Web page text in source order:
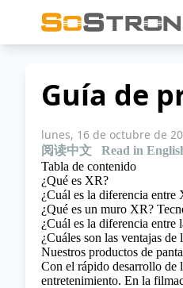
Guía de
lunes, 16 de octubre de
阅读中文 Read in
Tabla de contenido
¿Qué es XR?
¿Cuál es la diferencia
¿Qué es un muro XR?
¿Cuál es la diferencia
¿Cuáles son las ventajas
Nuestros productos de
Con el rápido desarrollo de
entretenimiento. En la